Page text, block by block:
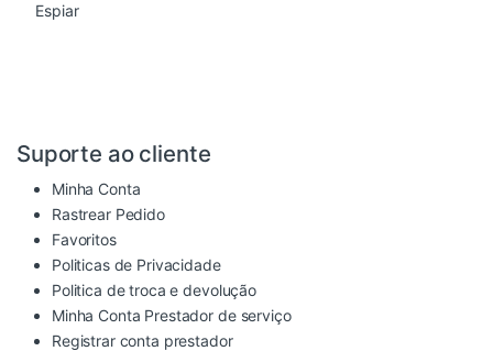
Espiar
Suporte ao cliente
Minha Conta
Rastrear Pedido
Favoritos
Politicas de Privacidade
Politica de troca e devolução
Minha Conta Prestador de serviço
Registrar conta prestador